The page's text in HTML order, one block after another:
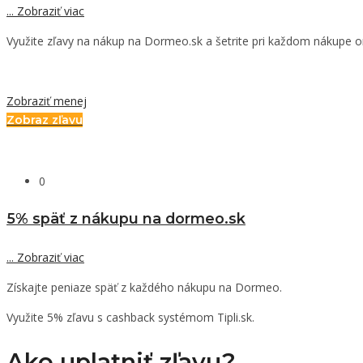
... Zobraziť viac
Využite zľavy na nákup na Dormeo.sk a šetrite pri každom nákupe
Zobraziť menej
Zobraz zľavu
0
5% späť z nákupu na dormeo.sk
... Zobraziť viac
Získajte peniaze späť z každého nákupu na Dormeo.
Využite 5% zľavu s cashback systémom Tipli.sk.